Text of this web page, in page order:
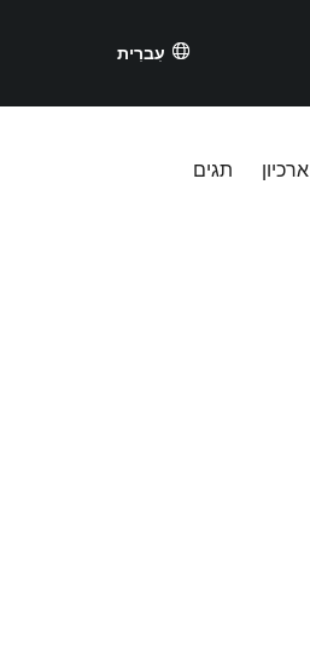
עִברִית
ארכיון תגים